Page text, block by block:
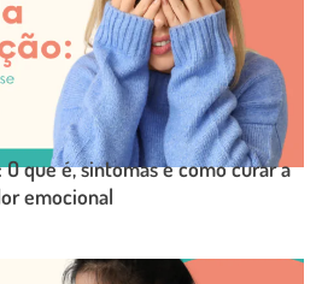
O POST COMPLETO
que é, sintomas e como curar a
emocional